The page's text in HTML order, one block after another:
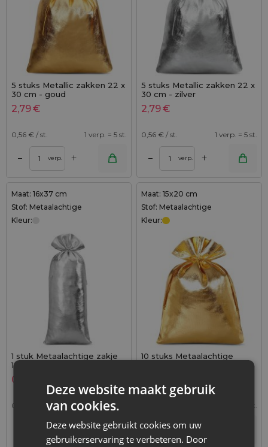
5 stuks Metallic zakken 22 x
30 cm - goud
2,79€
0,56 € / st. 1 verp. = 5 st.
– verp. +
5 stuks Metallic zakken 22 x
30 cm - zilver
2,79€
0,56 € / st. 1 verp. = 5 st.
– verp. +
Maat: 16x37 cm
Stof: Metaalachtige
Kleur:
1 stuk Metaalachtige zakje
16 x 37 cm - zilver metallic
0,69
0,69 € / st. 1 verp. = 1 st.
verp. +
Maat: 15x20 cm
Stof: Metaalachtige
Kleur:
10 stuks Metaalachtige
1 verp. = 10 st.
– verp. +
Deze website maakt gebruik
van cookies.
Deze website gebruikt cookies om uw
gebruikerservaring te verbeteren. Door